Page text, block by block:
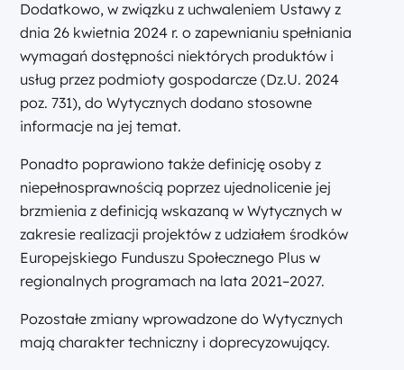
Dodatkowo, w związku z uchwaleniem Ustawy z
dnia 26 kwietnia 2024 r. o zapewnianiu spełniania
wymagań dostępności niektórych produktów i
usług przez podmioty gospodarcze (Dz.U. 2024
poz. 731), do Wytycznych dodano stosowne
informacje na jej temat.
Ponadto poprawiono także definicję osoby z
niepełnosprawnością poprzez ujednolicenie jej
brzmienia z definicją wskazaną w Wytycznych w
zakresie realizacji projektów z udziałem środków
Europejskiego Funduszu Społecznego Plus w
regionalnych programach na lata 2021–2027.
Pozostałe zmiany wprowadzone do Wytycznych
mają charakter techniczny i doprecyzowujący.